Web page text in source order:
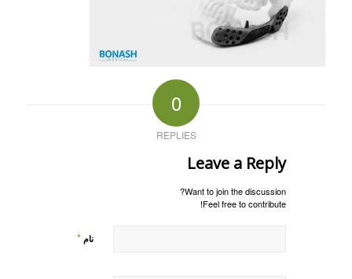
0
REPLIES
Leave a Reply
Want to join the discussion?
Feel free to contribute!
نام *